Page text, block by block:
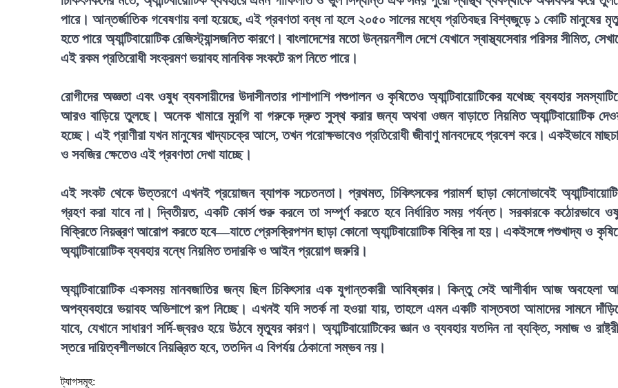
পারে। আন্তর্জাতিক গবেষণায় বলা হয়েছে, এই প্রবণতা বন্ধ না হলে ২০৫০ সালের মধ্যে প্রতিবছর বিশ্বজুড়ে ১ কোটি মানুষের
হতে পারে অ্যান্টিবায়োটিক রেজিস্ট্যান্সজনিত কারণে। বাংলাদেশের মতো উন্নয়নশীল দেশে যেখানে স্বাস্থ্যসেবার পরিসর সীমিত,
এই রকম প্রতিরোধী সংক্রমণ ভয়াবহ মানবিক সংকটে রূপ নিতে পারে।
রোগীদের অজ্ঞতা এবং ওষুধ ব্যবসায়ীদের উদাসীনতার পাশাপাশি পশুপালন ও কৃষিতেও অ্যান্টিবায়োটিকের যথেচ্ছ ব্যবহার
আরও বাড়িয়ে তুলছে। অনেক খামারে মুরগি বা গরুকে দ্রুত সুস্থ করার জন্য অথবা ওজন বাড়াতে নিয়মিত অ্যান্টিবায়োটিক
হচ্ছে। এই প্রাণীরা যখন মানুষের খাদ্যচক্রে আসে, তখন পরোক্ষভাবেও প্রতিরোধী জীবাণু মানবদেহে প্রবেশ করে। একইভাবে
ও সবজির ক্ষেতেও এই প্রবণতা দেখা যাচ্ছে।
এই সংকট থেকে উত্তরণে এখনই প্রয়োজন ব্যাপক সচেতনতা। প্রথমত, চিকিৎসকের পরামর্শ ছাড়া কোনোভাবেই
গ্রহণ করা যাবে না। দ্বিতীয়ত, একটি কোর্স শুরু করলে তা সম্পূর্ণ করতে হবে নির্ধারিত সময় পর্যন্ত। সরকারকে কঠোরভাবে
বিক্রিতে নিয়ন্ত্রণ আরোপ করতে হবে—যাতে প্রেসক্রিপশন ছাড়া কোনো অ্যান্টিবায়োটিক বিক্রি না হয়। একইসঙ্গে পশুখাদ্য ও
অ্যান্টিবায়োটিক ব্যবহার বন্ধে নিয়মিত তদারকি ও আইন প্রয়োগ জরুরি।
অ্যান্টিবায়োটিক একসময় মানবজাতির জন্য ছিল চিকিৎসার এক যুগান্তকারী আবিষ্কার। কিন্তু সেই আশীর্বাদ আজ অবহেলা
অপব্যবহারে ভয়াবহ অভিশাপে রূপ নিচ্ছে। এখনই যদি সতর্ক না হওয়া যায়, তাহলে এমন একটি বাস্তবতা আমাদের সামনে
যাবে, যেখানে সাধারণ সর্দি-জ্বরও হয়ে উঠবে মৃত্যুর কারণ। অ্যান্টিবায়োটিকের জ্ঞান ও ব্যবহার যতদিন না ব্যক্তি, সমাজ ও
স্তরে দায়িত্বশীলভাবে নিয়ন্ত্রিত হবে, ততদিন এ বিপর্যয় ঠেকানো সম্ভব নয়।
ট্যাগসমূহ: